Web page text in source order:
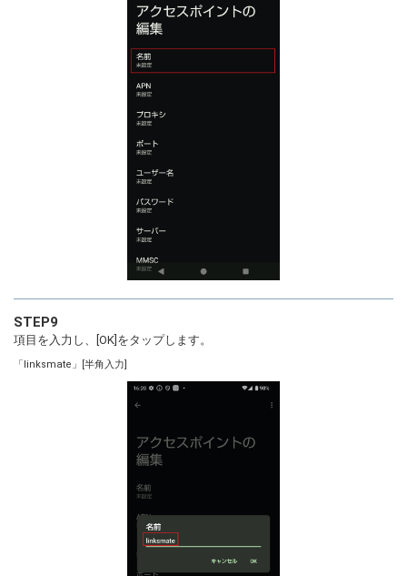
STEP9
項目を入力し、[OK]をタップします。
「linksmate」[半角入力]